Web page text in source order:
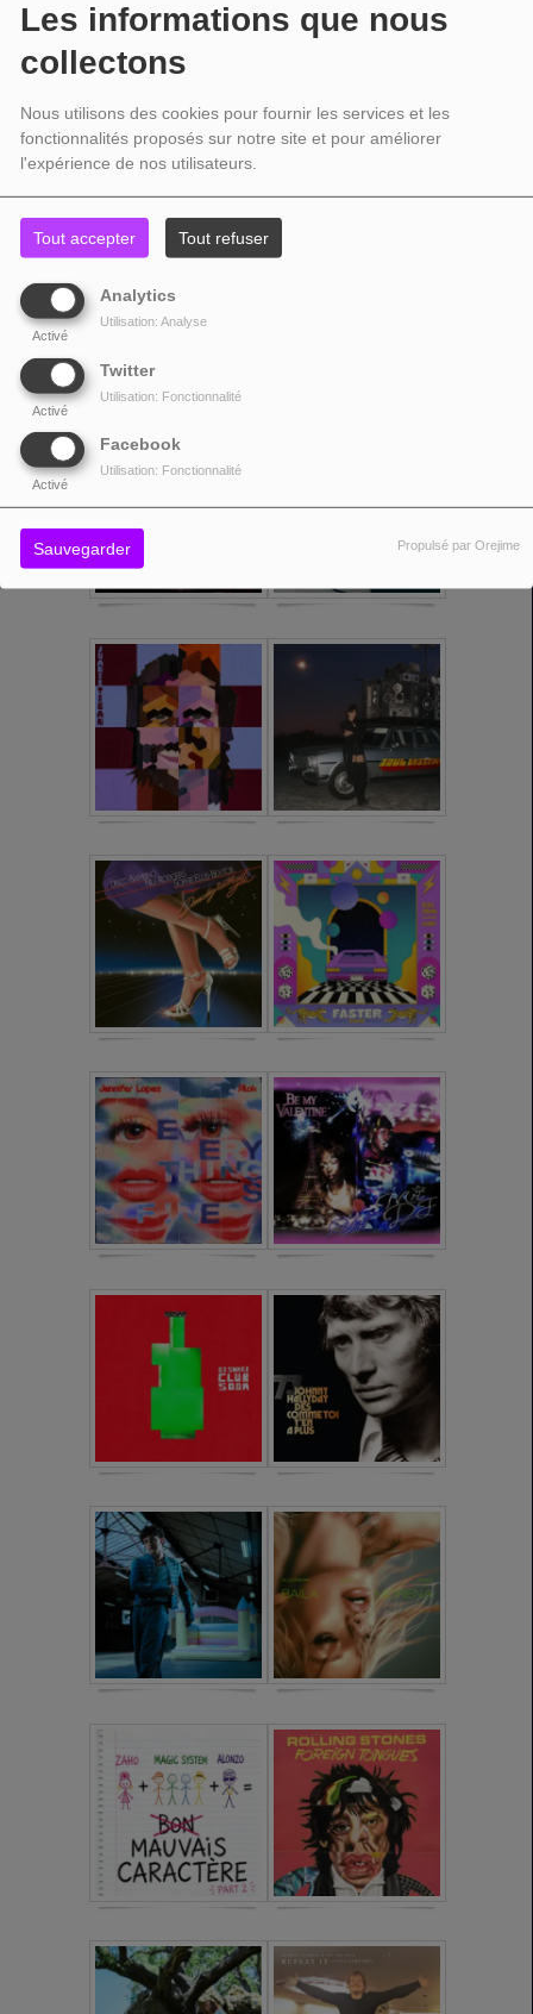
Les informations que nous
collectons
Nous utilisons des cookies pour fournir les services et les
fonctionnalités proposés sur notre site et pour améliorer
l'expérience de nos utilisateurs.
Tout accepter Tout refuser
Analytics
Activé
Utilisation: Analyse
Twitter
Activé
Utilisation: Fonctionnalité
Facebook
Activé
Utilisation: Fonctionnalité
Sauvegarder Propulsé par Orejime